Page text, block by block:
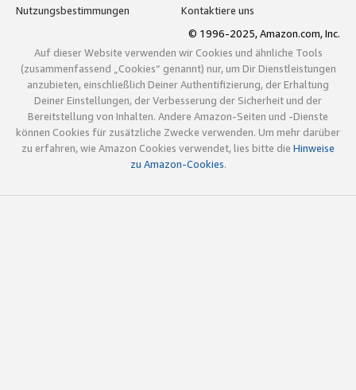
Nutzungsbestimmungen
Kontaktiere uns
© 1996-2025, Amazon.com, Inc.
Auf dieser Website verwenden wir Cookies und ähnliche Tools
(zusammenfassend „Cookies“ genannt) nur, um Dir Dienstleistungen
anzubieten, einschließlich Deiner Authentifizierung, der Erhaltung
Deiner Einstellungen, der Verbesserung der Sicherheit und der
Bereitstellung von Inhalten. Andere Amazon-Seiten und -Dienste
können Cookies für zusätzliche Zwecke verwenden. Um mehr darüber
zu erfahren, wie Amazon Cookies verwendet, lies bitte die Hinweise
zu Amazon-Cookies.